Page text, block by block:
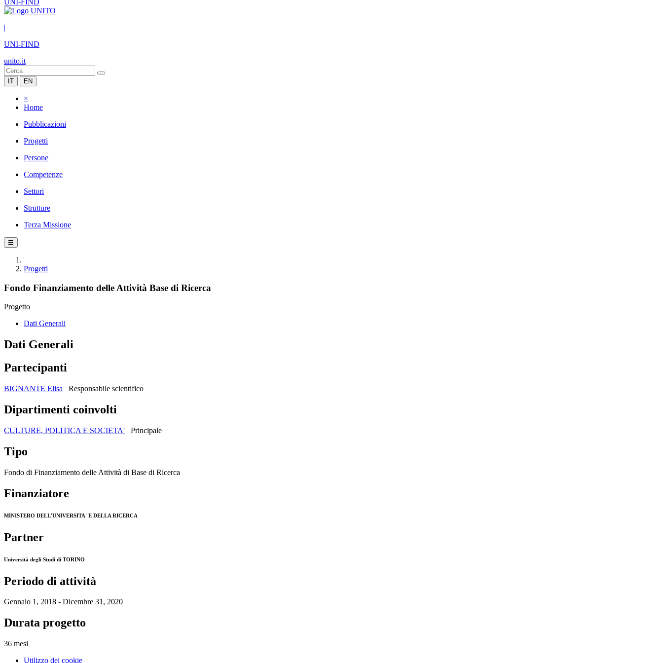
UNI-FIND
|
UNI-FIND
unito.it
IT EN
×
Home
Pubblicazioni
Progetti
Persone
Competenze
Settori
Strutture
Terza Missione
☰
Progetti
Fondo Finanziamento delle Attività Base di Ricerca
Progetto
Dati Generali
Dati Generali
Partecipanti
BIGNANTE Elisa Responsabile scientifico
Dipartimenti coinvolti
CULTURE, POLITICA E SOCIETA' Principale
Tipo
Fondo di Finanziamento delle Attività di Base di Ricerca
Finanziatore
MINISTERO DELL'UNIVERSITA' E DELLA RICERCA
Partner
Università degli Studi di TORINO
Periodo di attività
Gennaio 1, 2018 - Dicembre 31, 2020
Durata progetto
36 mesi
Utilizzo dei cookie